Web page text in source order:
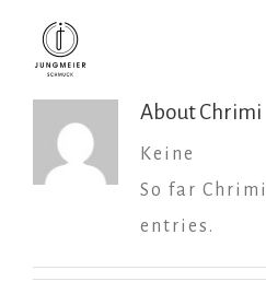
AboutChrimi
Keine
So far
entries.